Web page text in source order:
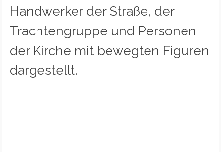
Handwerker der Straße, der
Trachtengruppe und Personen
der Kirche mit bewegten Figuren
dargestellt.